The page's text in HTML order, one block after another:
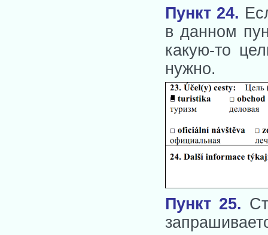
Пункт 24.
в данном
какую-то
нужно.
Пункт 25.